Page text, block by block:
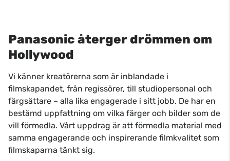
Panasonic återger drömmen om
Hollywood
Vi känner kreatörerna som är inblandade i
filmskapandet, från regissörer, till studiopersonal och
färgsättare – alla lika engagerade i sitt jobb. De har en
bestämd uppfattning om vilka färger och bilder som de
vill förmedla. Vårt uppdrag är att förmedla material med
samma engagerande och inspirerande filmkvalitet som
filmskaparna tänkt sig.